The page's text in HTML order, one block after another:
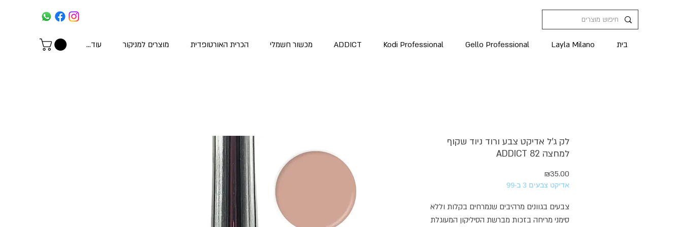
בית Layla Milano
Gello Professional
Kodi Professional
ADDICT מכשור חשמלי הכרית האורטופדית מוצרים למניקור עוד...
לק ג'ל אדיקט צבע ורוד ניוד שקוף
למחצה ADDICT 82
₪35.00
אדיקט צבעים 3 ב-99
צבעים בגוונים מרהיבים שנמרחים בקלות וללא
סימני מריחה בזכות מברשת הסיליקון המעוגלת